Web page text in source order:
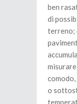
ben
di
terreno;
o